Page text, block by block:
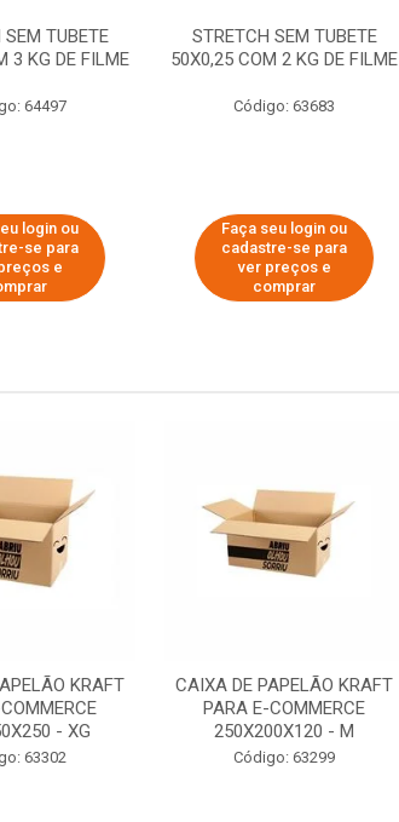
TUBETE
3 KG DE FILME
64497
login ou
se para
e
STRETCH SEM TUBETE
50X0,25 COM 2 KG DE FILME
Código: 63683
Faça seu login ou
cadastre-se para
ver preços e
comprar
KRAFT
- XG
63302
CAIXA DE PAPELÃO KRAFT
PARA E-COMMERCE
250X200X120 - M
Código: 63299